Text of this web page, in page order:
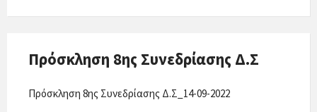
Πρόσκληση 8ης Συνεδρίασης Δ.Σ
Πρόσκληση 8ης Συνεδρίασης Δ.Σ_14-09-2022